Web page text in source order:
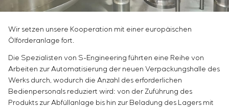
anschließender Zertifizierung von
Anforderungen an Zuverlässigkeit, Qualität und
Betriebsbedingungen
Entwicklung mathematischer Modelle von
Steuerungsobjekten
Entwicklung spezieller Algorithmen für optimale
und garantierte Steuerung mit anschließender
Inbetriebnahme vor Ort
Wir setzen unsere Kooperation mit einer europäischen
Ölförderanlage fort.
Die Spezialisten von S-Engineering führten eine Reihe von
Arbeiten zur Automatisierung der neuen Verpackungshalle des
Werks durch, wodurch die Anzahl des erforderlichen
Bedienpersonals reduziert wird: von der Zuführung des
Produkts zur Abfüllanlage bis hin zur Beladung des Lagers mit